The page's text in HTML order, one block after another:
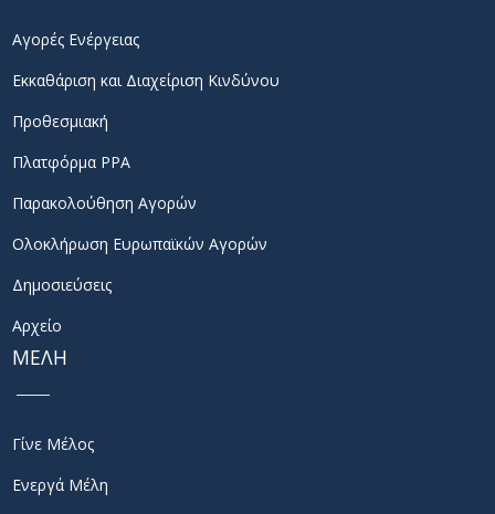
Αγορές Ενέργειας
Εκκαθάριση και Διαχείριση Κινδύνου
Προθεσμιακή
Πλατφόρμα PPA
Παρακολούθηση Αγορών
Ολοκλήρωση Ευρωπαϊκών Αγορών
Δημοσιεύσεις
Αρχείο
ΜΕΛΗ
Γίνε Μέλος
Ενεργά Μέλη